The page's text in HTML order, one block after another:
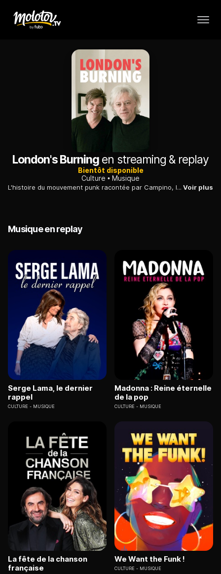
London's Burning en streaming & replay
Bientôt disponible
Culture
Musique
L'histoire du mouvement punk racontée par Campino, le chanteur du groupe de punk allemand Die Toten Hosen. Voir plus
Musique en replay
Serge Lama, le dernier
rappel
CULTURE MUSIQUE
Madonna : Reine éternelle
de la pop
CULTURE MUSIQUE
La fête de la chanson
française
We Want the Funk !
CULTURE MUSIQUE